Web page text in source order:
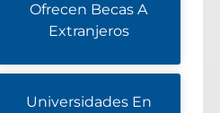
Ofrecen Becas A
Extranjeros
Universidades En